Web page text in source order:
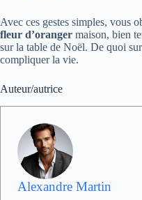
Avec ces gestes simples, vous
fleur d’oranger maison, bien
sur la table de Noël. De quoi
compliquer la vie.
Auteur/autrice
Alexandre Martin